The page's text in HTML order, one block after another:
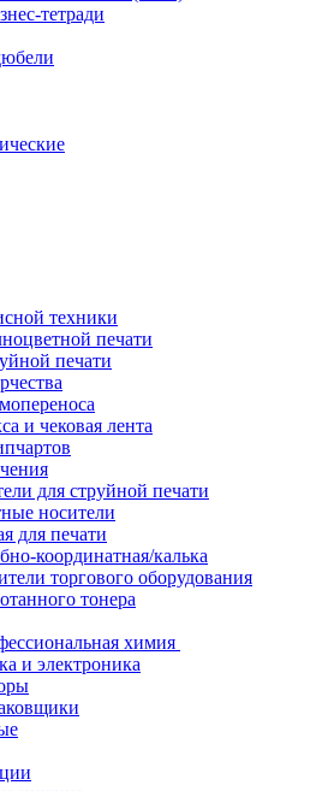
тетради
техники
печати
печати
и чековая лента
для струйной печати
носители
для печати
координатная/калька
торгового оборудования
тонера
химия
и электроника